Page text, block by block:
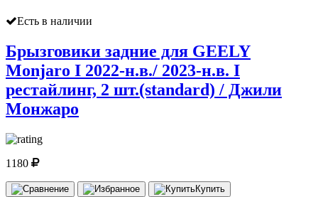
Есть в наличии
Брызговики задние для GEELY
Monjaro I 2022-н.в./ 2023-н.в. I
рестайлинг, 2 шт.(standard) / Джили
Монжаро
1180
Купить